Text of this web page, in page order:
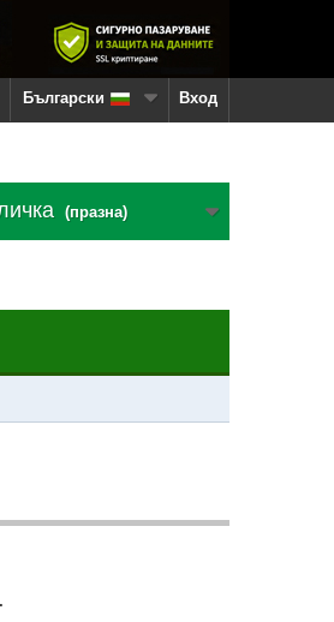
Вход
Български
(празна)